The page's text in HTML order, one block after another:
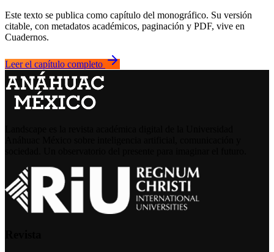
Este texto se publica como capítulo del monográfico. Su versión
citable, con metadatos académicos, paginación y PDF, vive en
Cuadernos.
Leer el capítulo completo